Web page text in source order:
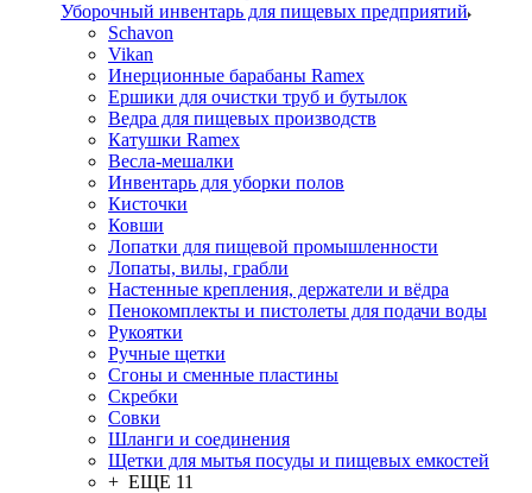
Уборочный инвентарь для пищевых предприятий
Schavon
Vikan
Инерционные барабаны Ramex
Ершики для очистки труб и бутылок
Ведра для пищевых производств
Катушки Ramex
Весла-мешалки
Инвентарь для уборки полов
Кисточки
Ковши
Лопатки для пищевой промышленности
Лопаты, вилы, грабли
Настенные крепления, держатели и вёдра
Пенокомплекты и пистолеты для подачи воды
Рукоятки
Ручные щетки
Сгоны и сменные пластины
Скребки
Совки
Шланги и соединения
Щетки для мытья посуды и пищевых емкостей
+ ЕЩЕ 11